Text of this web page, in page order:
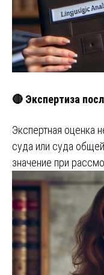
🔴 Экспертиза
Экспертная оценка
суда или суда
значение при